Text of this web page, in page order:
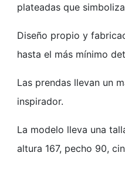
plateadas que
Diseño propio y
hasta el más mínimo
Las prendas llevan un
inspirador.
La modelo lleva una
altura 167, pecho 90,